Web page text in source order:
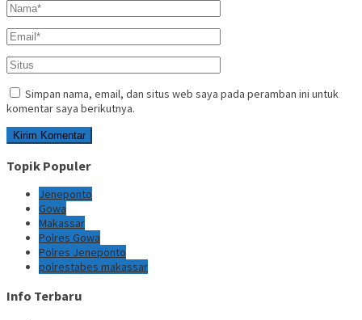
Simpan nama, email, dan situs web saya pada peramban ini untuk
komentar saya berikutnya.
Topik Populer
Jeneponto
Gowa
Makassar
Polres Gowa
Polres Jeneponto
polrestabes makassar
Info Terbaru